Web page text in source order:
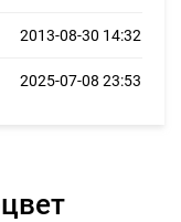
2013-08-30 14:32
2025-07-08 23:53